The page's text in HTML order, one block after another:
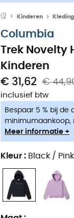
Kinderen
Columbia
Trek Novelty
Kinderen
€ 31,62 €
inclusief btw
Bespaar 5 % bij de
minimumaankoop,
Meer informatie +
Kleur : Black /